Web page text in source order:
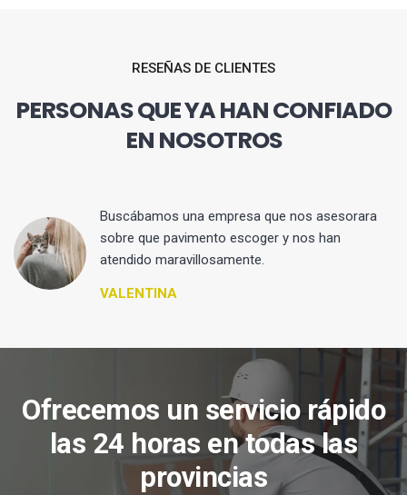
RESEÑAS DE CLIENTES
PERSONAS QUE YA HAN CONFIADO
EN NOSOTROS
Buscábamos una empresa que nos asesorara
sobre que pavimento escoger y nos han
atendido maravillosamente.
VALENTINA
Ofrecemos un servicio rápido
las 24 horas en todas las
provincias